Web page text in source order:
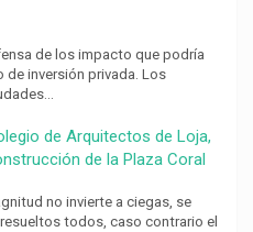
de los impacto que podría
inversión privada. Los
de Arquitectos de Loja,
de la Plaza Coral
no invierte a ciegas, se
todos, caso contrario el